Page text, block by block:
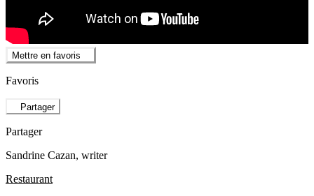
Mettre en favoris
Favoris
Partager
Partager
Sandrine Cazan, writer
Restaurant